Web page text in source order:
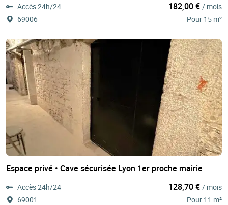
Accès 24h/24
69006
182,00 € / mois
Pour 15 m²
Espace privé • Cave sécurisée Lyon 1er proche mairie
Accès 24h/24
69001
128,70 € / mois
Pour 11 m²